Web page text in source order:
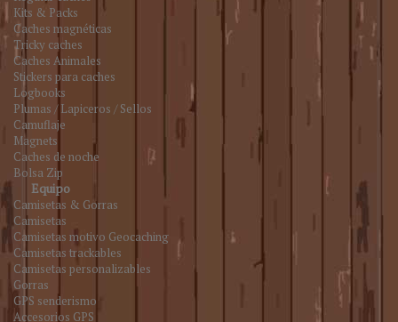
Kits & Packs
Caches magnéticas
Tricky caches
Caches Animales
Stickers para caches
Logbooks
Plumas / Lapiceros / Sellos
Camuflaje
Magnets
Caches de noche
Bolsa Zip
Equipo
Camisetas & Gorras
Camisetas
Camisetas motivo Geocaching
Camisetas trackables
Camisetas personalizables
Gorras
GPS senderismo
Accesorios GPS